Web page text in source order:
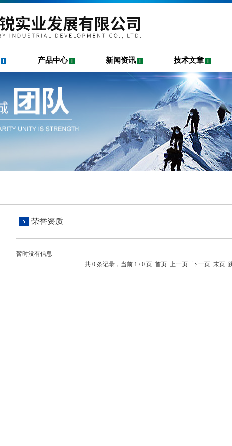
产品中心 新闻资讯 技术文章
荣誉资质
暂时没有信息
共 0 条记录，当前 1 / 0 页 首页 上一页 下一页 末页